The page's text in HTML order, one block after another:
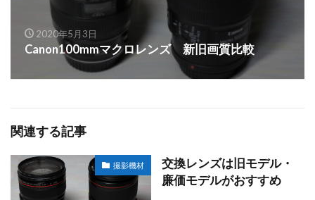
2020年5月3日
Canon100mmマクロレンズ 新旧画質比較
関連する記事
撮影機材
交換レンズは旧モデル・
廉価モデルがおすすめ